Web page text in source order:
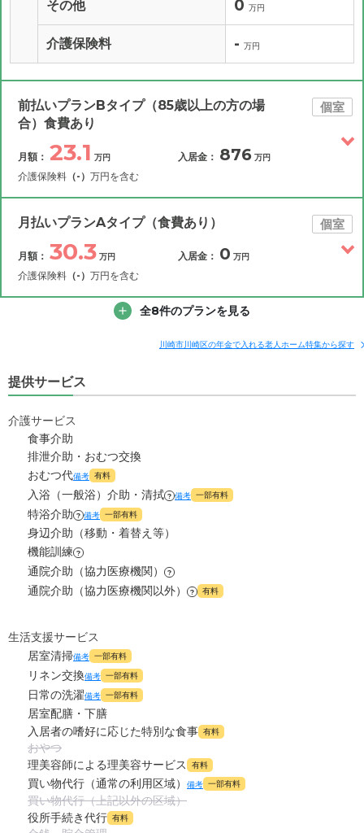
その他 0 万円
介護保険料 - 万円
前払いプランBタイプ（85歳以上の方の場
合）食費あり
個室
月額： 23.1 万円
介護保険料 （-） 万円を含む
入居金： 876 万円
補足情報
月額費用 23.1
4.2
11 万円
食費 ?
水道・光熱費
上乗せ介護費 ?
その他
介護保険料
月払いプランAタイプ（食費あり） 個室
月額： 30.3 万円
介護保険料 （-） 万円を含む
入居金： 0 万円
入居金
その他費用
補足情報
管理費
食費 ?
水道・光熱費
上乗せ介護費
その他
介護保険料
全8件のプランを見る
川崎市川崎区の年金で入れる老人ホーム特集から探す
提供サービス
介護サービス
食事介助
排泄介助・おむつ交換
おむつ代備考 有料
入浴（一般浴）介助・清拭 ? 備考 一部有料
特浴介助 ? 備考 一部有料
身辺介助（移動・着替え等）
機能訓練 ?
通院介助（協力医療機関） ?
通院介助（協力医療機関以外） ? 有料
生活支援サービス
居室清掃備考 一部有料
リネン交換備考 一部有料
日常の洗濯備考 一部有料
居室配膳・下膳
入居者の嗜好に応じた特別な食事 有料
おやつ
理美容師による理美容サービス
有料
買い物代行（通常の利用区域） 備考 一部有料
買い物代行（上記以外の区域）
役所手続き代行 有料